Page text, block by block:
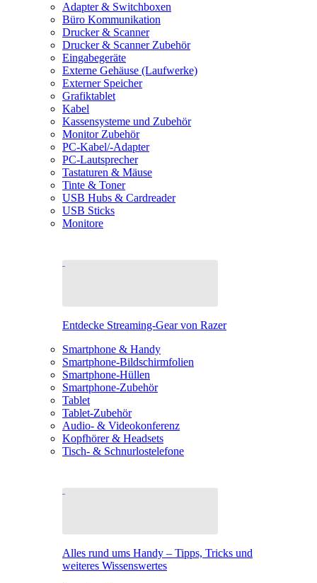
Adapter & Switchboxen
Büro Kommunikation
Drucker & Scanner
Drucker & Scanner Zubehör
Eingabegeräte
Externe Gehäuse (Laufwerke)
Externer Speicher
Grafiktablet
Kabel
Kassensysteme und Zubehör
Monitor Zubehör
PC-Kabel/-Adapter
PC-Lautsprecher
Tastaturen & Mäuse
Tinte & Toner
USB Hubs & Cardreader
USB Sticks
Monitore
Entdecke Streaming-Gear von Razer
Smartphone & Handy
Smartphone-Bildschirmfolien
Smartphone-Hüllen
Smartphone-Zubehör
Tablet
Tablet-Zubehör
Audio- & Videokonferenz
Kopfhörer & Headsets
Tisch- & Schnurlostelefone
Alles rund ums Handy – Tipps, Tricks und
weiteres Wissenswertes